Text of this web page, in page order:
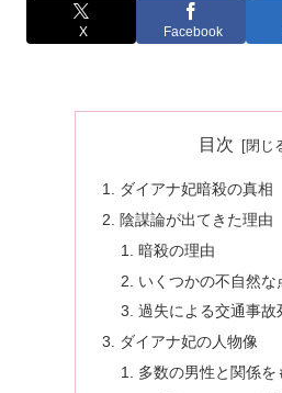
X Facebook
目次
ダイアナ妃暗殺の真相
陰謀論が出てきた理由
暗殺の理由
いくつかの不自然な
過失による交通事故
ダイアナ妃の人物像
多数の男性と関係を